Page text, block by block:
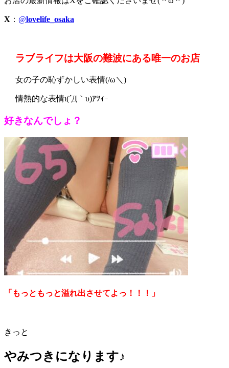
X ： @lovelife_osaka
ラブライフは大阪の難波にある唯一のお店
女の子の恥ずかしい表情(/ω＼)
情熱的な表情ι(´Д｀υ)ｱﾂｨｰ
好きなんでしょ？
「もっともっと溢れ出させてよっ！！！」
きっと
やみつきになります♪